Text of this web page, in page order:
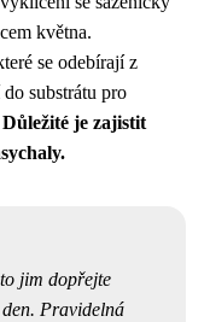
května.
se odebírají z
substrátu pro
Důležité je zajistit
jim dopřejte
Pravidelná